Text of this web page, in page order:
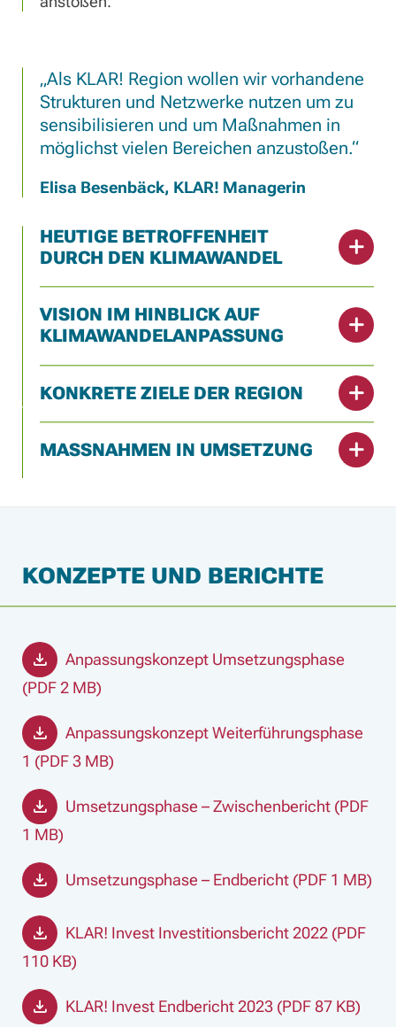
Als KLAR! Region wollen wir vorhandene
Strukturen und Netzwerke nutzen um zu
sensibilisieren und um Maßnahmen in
möglichst vielen Bereichen anzustoßen.
Elisa Besenbäck, KLAR! Managerin
HEUTIGE BETROFFENHEIT
DURCH DEN KLIMAWANDEL
VISION IM HINBLICK AUF
KLIMAWANDELANPASSUNG
KONKRETE ZIELE DER REGION
MASSNAHMEN IN UMSETZUNG
KONZEPTE UND BERICHTE
Anpassungskonzept Umsetzungsphase
(PDF 2 MB)
Anpassungskonzept Weiterführungsphase
1 (PDF 3 MB)
Umsetzungsphase – Zwischenbericht (PDF
1 MB)
Umsetzungsphase – Endbericht (PDF 1 MB)
KLAR! Invest Investitionsbericht 2022 (PDF
110 KB)
KLAR! Invest Endbericht 2023 (PDF 87 KB)